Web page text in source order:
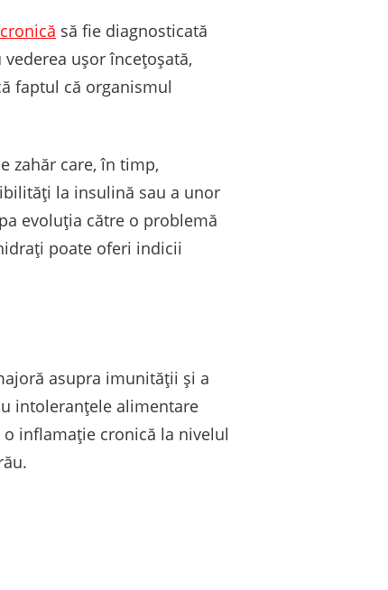
cronică să fie diagnosticată
ușor încețoșată,
faptul că organismul
zahăr care, în timp,
la insulină sau a unor
evoluția către o problemă
poate oferi indicii
asupra imunității și a
intoleranțele alimentare
inflamație cronică la nivelul